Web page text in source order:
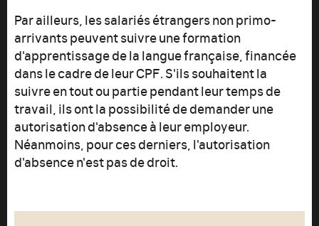
Par ailleurs, les salariés étrangers non primo-
arrivants peuvent suivre une formation
d'apprentissage de la langue française, financée
dans le cadre de leur CPF. S'ils souhaitent la
suivre en tout ou partie pendant leur temps de
travail, ils ont la possibilité de demander une
autorisation d'absence à leur employeur.
Néanmoins, pour ces derniers, l'autorisation
d'absence n'est pas de droit.